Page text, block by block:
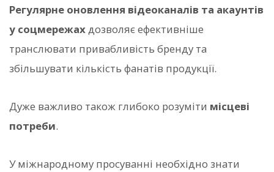
Регулярне оновлення відеоканалів та акаунтів
у соцмережахдозволяє ефективніше
транслювати привабливість бренду та
збільшувати кількість фанатів продукції.
Дуже важливо також глибоко розуміти місцеві
потреби.
У міжнародному просуванні необхідно знати